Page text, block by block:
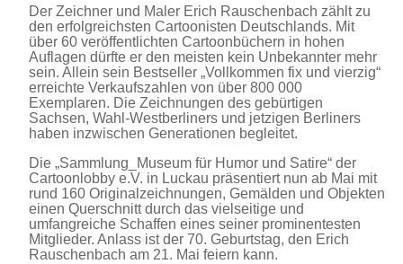
Der Zeichner und Maler Erich Rauschenbach zählt zu
den erfolgreichsten Cartoonisten Deutschlands. Mit
über 60 veröffentlichten Cartoonbüchern in hohen
Auflagen dürfte er den meisten kein Unbekannter mehr
sein. Allein sein Bestseller „Vollkommen fix und vierzig“
erreichte Verkaufszahlen von über 800 000
Exemplaren. Die Zeichnungen des gebürtigen
Sachsen, Wahl-Westberliners und jetzigen Berliners
haben inzwischen Generationen begleitet.
Die „Sammlung_Museum für Humor und Satire“ der
Cartoonlobby e.V. in Luckau präsentiert nun ab Mai mit
rund 160 Originalzeichnungen, Gemälden und Objekten
einen Querschnitt durch das vielseitige und
umfangreiche Schaffen eines seiner prominentesten
Mitglieder. Anlass ist der 70. Geburtstag, den Erich
Rauschenbach am 21. Mai feiern kann.